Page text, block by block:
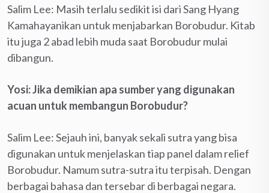
Salim Lee: Masih terlalu sedikit isi dari Sang Hyang
Kamahayanikan untuk menjabarkan Borobudur. Kitab
itu juga 2 abad lebih muda saat Borobudur mulai
dibangun.
Yosi: Jika demikian apa sumber yang digunakan
acuan untuk membangun Borobudur?
Salim Lee: Sejauh ini, banyak sekali sutra yang bisa
digunakan untuk menjelaskan tiap panel dalam relief
Borobudur. Namum sutra-sutra itu terpisah. Dengan
berbagai bahasa dan tersebar di berbagai negara.